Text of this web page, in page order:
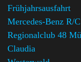
Frühjahrsausfahrt
Mercedes-Benz R/
Regionalclub 48
Claudia